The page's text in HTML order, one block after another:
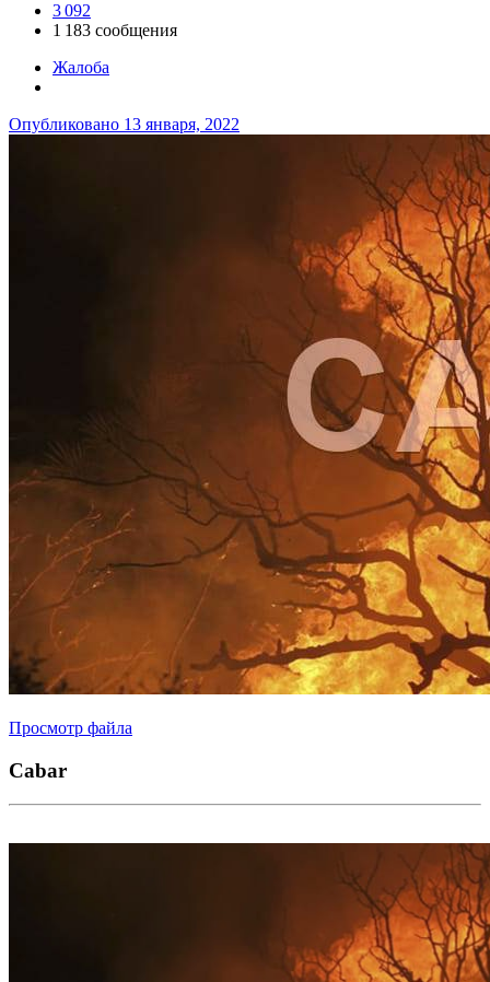
3 092
1 183 сообщения
Жалоба
Опубликовано 13 января, 2022
Просмотр файла
Cabar